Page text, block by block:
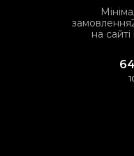
замовлення250 гр
на
та
залежно
64